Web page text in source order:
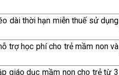
dài thời hạn miễn thuế sử dụng
trợ học phí cho trẻ mầm non và
giáo dục mầm non cho trẻ từ 3